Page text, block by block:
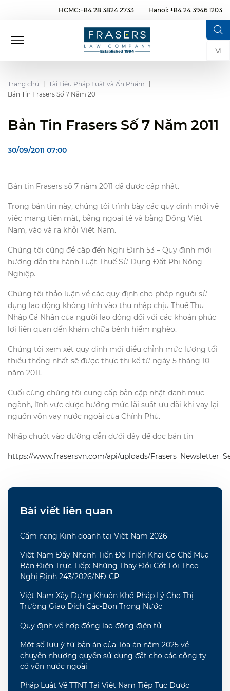
HCMC:+84 28 3824 2733 Hanoi: +84 24 3946 1203
VI
Trang chủ
Tài Liệu Pháp Luật và Ấn Phẩm
Bản Tin Frasers Số 7 Năm 2011
Bản Tin Frasers Số 7 Năm 2011
30/09/2011 07:00
Bản tin Frasers số 7 năm 2011 đã được cập nhật.
Trong bản tin này, chúng tôi trình bày các quy định mới về
việc mang tiền mặt, bằng ngoại tệ và bằng Đồng Việt
Nam, vào và ra khỏi Việt Nam.
Chúng tôi cũng đề cập đến Nghị Định 53 – Quy định mới
hướng dẫn thi hành Luật Thuế Sử Dụng Đất Phi Nông
Nghiệp.
Chúng tôi thảo luận về các quy định cho phép người sử
dụng lao động không tính vào thu nhập chịu Thuế Thu
Nhập Cá Nhân của người lao động đối với các khoản phúc
lợi liên quan đến khám chữa bệnh hiểm nghèo.
Chúng tôi xem xét quy định mới điều chỉnh mức lương tối
thiểu thống nhất sẽ được thực thi kể từ ngày 5 tháng 10
năm 2011.
Cuối cùng chúng tôi cung cấp bản cập nhật danh mục
ngành, lĩnh vực được hưởng mức lãi suất ưu đãi khi vay lại
nguồn vốn vay nước ngoài của Chính Phủ.
Nhấp chuột vào đường dẫn dưới đây để đọc bản tin
https://www.frasersvn.com/api/uploads/
Bài viết liên quan
Cẩm nang Kinh doanh tại Việt Nam 2026
Việt Nam Đẩy Nhanh Tiến Độ Triển Khai Cơ Chế Mua
Bán Điện Trực Tiếp: Những Thay Đổi Cốt Lõi Theo
Nghị Định 243/2026/NĐ-CP
Việt Nam Xây Dựng Khuôn Khổ Pháp Lý Cho Thị
Trường Giao Dịch Các-Bon Trong Nước
Quy định về hợp đồng lao động điện tử
Một số lưu ý từ bản án của Tòa án năm 2025 về
chuyển nhượng quyền sử dụng đất cho các công ty
có vốn nước ngoài
Pháp Luật Về TTNT Tại Việt Nam Tiếp Tục Được